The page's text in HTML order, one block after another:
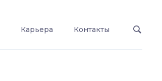
Карьера Контакты